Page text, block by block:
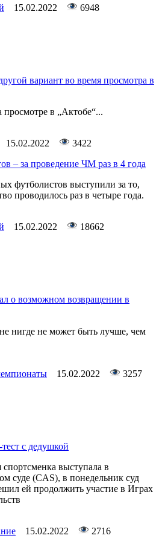
15.02.2022 6948
вариант во время просмотра в
просмотре в „Актобе“...
15.02.2022
3422
– за проведение ЧМ раз в 4 года
футболистов выступили за то,
проводилось раз в четыре года.
15.02.2022 18662
о возможном возвращении в
нигде не может быть лучше, чем
15.02.2022 3257
с дедушкой
спортсменка выступала в
суде (CAS), в понедельник суд
ей продолжить участие в Играх
15.02.2022 2716